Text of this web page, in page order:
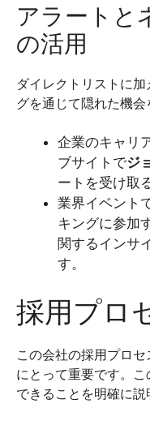
アラートと
の活用
ダイレクトリストに
グを通じて隠れた機会
企業のキャリ
ブサイトでジ
ートを受け取る
業界イベント
キングに参加
関するインサ
す。
採用プロ
この会社の採用プロ
にとって重要です。
できることを明確に説